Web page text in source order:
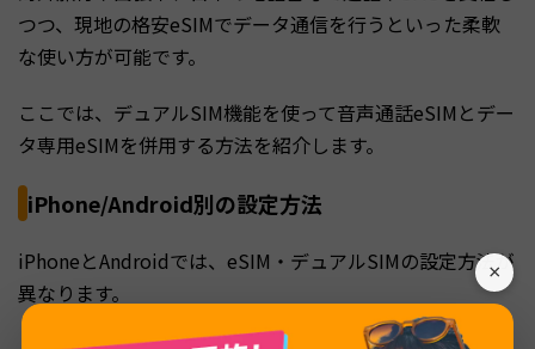
×
つつ、現地の格安eSIMでデータ通信を行うといった柔軟
な使い方が可能です。
ここでは、デュアルSIM機能を使って音声通話eSIMとデー
タ専用eSIMを併用する方法を紹介します。
iPhone/Android別の設定方法
iPhoneとAndroidでは、eSIM・デュアルSIMの設定方法が
異なります。